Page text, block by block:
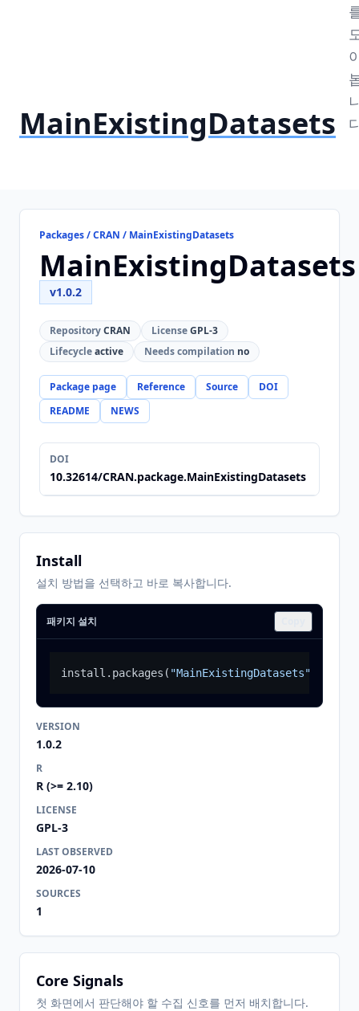
MainExistingDatasets
Packages / CRAN / MainExistingDatasets
MainExistingDatasets
v1.0.2
RepositoryCRAN LicenseGPL-3
Lifecycleactive Needs compilation no
Package page Reference Source
DOI
README
NEWS
DOI
10.32614/CRAN.package.MainExistingDatasets
Install
설치 방법을 선택하고 바로 복사합니다.
패키지 설치
install.packages ( "MainExistingDatasets"
VERSION
1.0.2
R
R (>= 2.10)
LICENSE
GPL-3
LAST OBSERVED
2026-07-10
SOURCES
1
Core Signals
첫 화면에서 판단해야 할 수집 신호를 먼저 배치합니다.